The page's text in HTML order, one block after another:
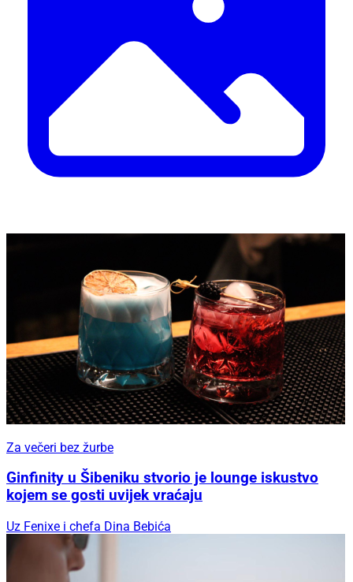
Za večeri bez žurbe
Ginfinity u Šibeniku stvorio je lounge iskustvo
kojem se gosti uvijek vraćaju
Uz Fenixe i chefa Dina Bebića